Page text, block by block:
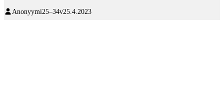
Anonyymi25–34v25.4.2023